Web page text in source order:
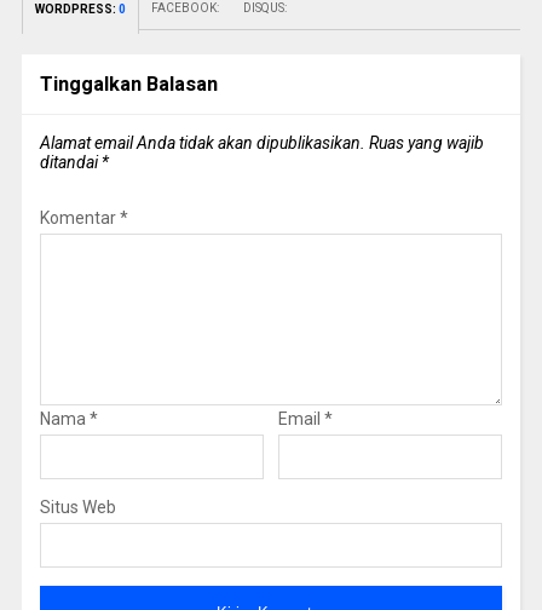
WORDPRESS: 0 FACEBOOK: DISQUS:
Tinggalkan Balasan
Alamat email Anda tidak akan dipublikasikan. Ruas yang wajib
ditandai*
Komentar*
Nama * Email *
Situs Web